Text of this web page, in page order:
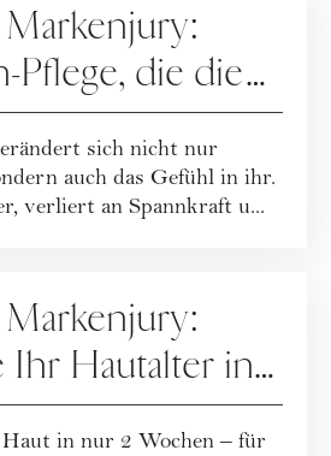
Pflege, die die
stärkt
sich nicht nur
auch das Gefühl in ihr.
verliert an Spannkraft u...
Ihr Hautalter in
zurück!
in nur 2 Wochen – für